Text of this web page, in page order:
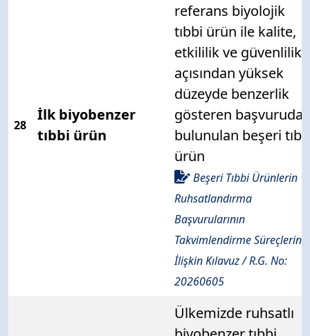
28
İlk biyobenzer
tıbbi ürün
referans biyolojik
tıbbi ürün ile kalite,
etkililik ve güvenlilik
açısından yüksek
düzeyde benzerlik
gösteren başvuruda
bulunulan beşeri
ürün
Beşeri Tıbbi Ürünlerin
Ruhsatlandırma
Başvurularının
Takvimlendirme Süreçlerine
İlişkin Kılavuz / R.G. No:
20260605
Ülkemizde ruhsatlı